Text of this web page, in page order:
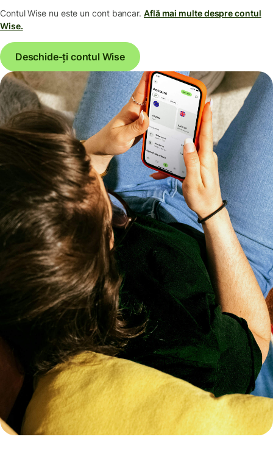
Contul Wise nu este un cont bancar. Află mai multe despre contul
Wise.
Deschide-ți contul Wise